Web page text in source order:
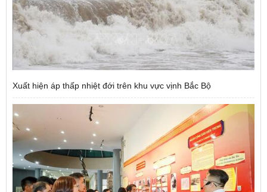
Xuất hiện áp thấp nhiệt đới trên khu vực vịnh Bắc Bộ